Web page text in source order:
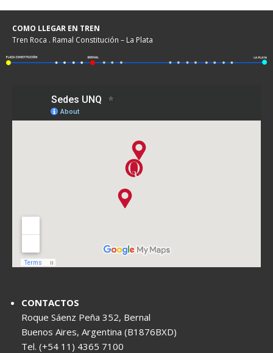
COMO LLEGAR EN TREN
Tren Roca . Ramal Constitución – La Plata
CONTACTOS
Roque Sáenz Peña 352, Bernal
Buenos Aires, Argentina (B1876BXD)
Tel. (+54 11) 4365 7100